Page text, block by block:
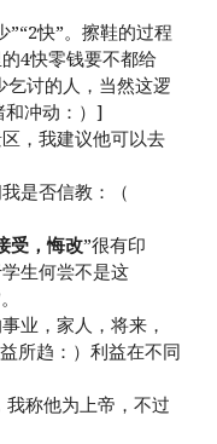
快”。擦鞋的过程
4快零钱要不都给
乞讨的人，当然这逻
和冲动：）]
，我建议他可以去
是否信教：（
受，悔改”很有印
生何尝不是这
业，家人，将来，
所趋：）利益在不同
称他为上帝，不过